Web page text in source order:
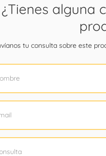
¿Tienes alguna
tu consulta sobre este